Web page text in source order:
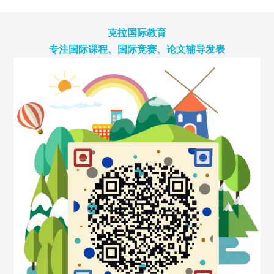
克拉国际教育
专注国际课程、国际竞赛、论文辅导发表